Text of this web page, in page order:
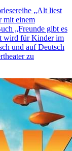
„Alt liest
mit einem
„Freunde gibt es
wird für Kinder im
und auf Deutsch
zu